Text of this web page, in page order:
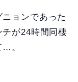
ョンであった
が24時間同棲
…。